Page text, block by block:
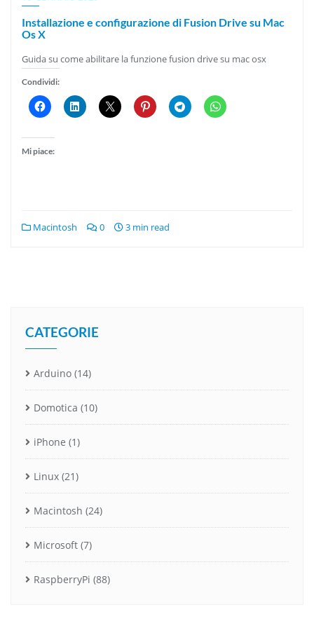
Installazione e configurazione di Fusion Drive su Mac
Os X
Guida su come abilitare la funzione fusion drive su mac osx
Condividi:
Mi piace:
Macintosh 0 3 min read
CATEGORIE
Arduino (14)
Domotica (10)
iPhone (1)
Linux (21)
Macintosh (24)
Microsoft (7)
RaspberryPi (88)